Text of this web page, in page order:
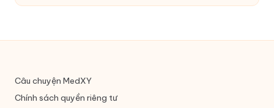
Câu chuyện MedXY
Chính sách quyền riêng tư